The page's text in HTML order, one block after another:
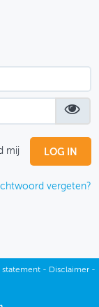
mij
vergeten?
statement- Disclaimer-